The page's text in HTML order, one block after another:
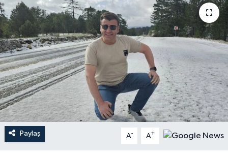
Paylaş A- A+
YAŞAM